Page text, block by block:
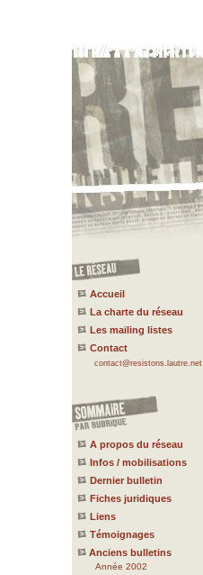
Accueil
La charte du réseau
Les mailing listes
Contact
contact@resistons.lautre.net
A propos du réseau
Infos / mobilisations
Dernier bulletin
Fiches juridiques
Liens
Témoignages
Anciens bulletins
Année 2002